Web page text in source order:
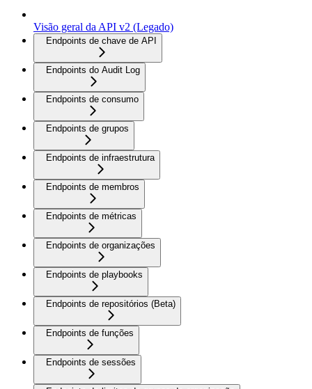
Visão geral da API v2 (Legado)
Endpoints de chave de API
Endpoints do Audit Log
Endpoints de consumo
Endpoints de grupos
Endpoints de infraestrutura
Endpoints de membros
Endpoints de métricas
Endpoints de organizações
Endpoints de playbooks
Endpoints de repositórios (Beta)
Endpoints de funções
Endpoints de sessões